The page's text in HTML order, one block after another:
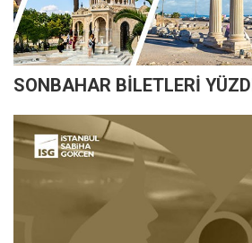
SONBAHAR BİLETLERİ